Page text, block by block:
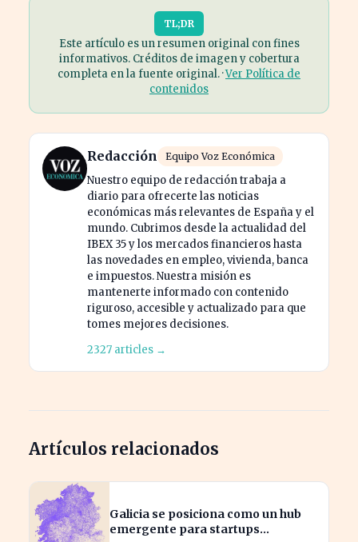
TL;DR
Este artículo es un resumen original con fines
informativos. Créditos de imagen y cobertura
completa en la fuente original. ·Ver Política de
contenidos
Redacción Equipo Voz Económica
Nuestro equipo de redacción trabaja a
diario para ofrecerte las noticias
económicas más relevantes de España y el
mundo. Cubrimos desde la actualidad del
IBEX 35 y los mercados financieros hasta
las novedades en empleo, vivienda, banca
e impuestos. Nuestra misión es
mantenerte informado con contenido
riguroso, accesible y actualizado para que
tomes mejores decisiones.
2327 articles →
Artículos relacionados
Galicia se posiciona como un hub
emergente para startups